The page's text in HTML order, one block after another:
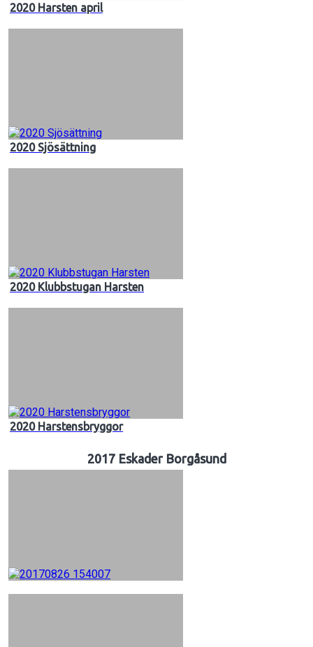
2020 Harsten april
2020 Sjösättning
2020 Klubbstugan Harsten
2020 Harstensbryggor
2017 Eskader Borgåsund